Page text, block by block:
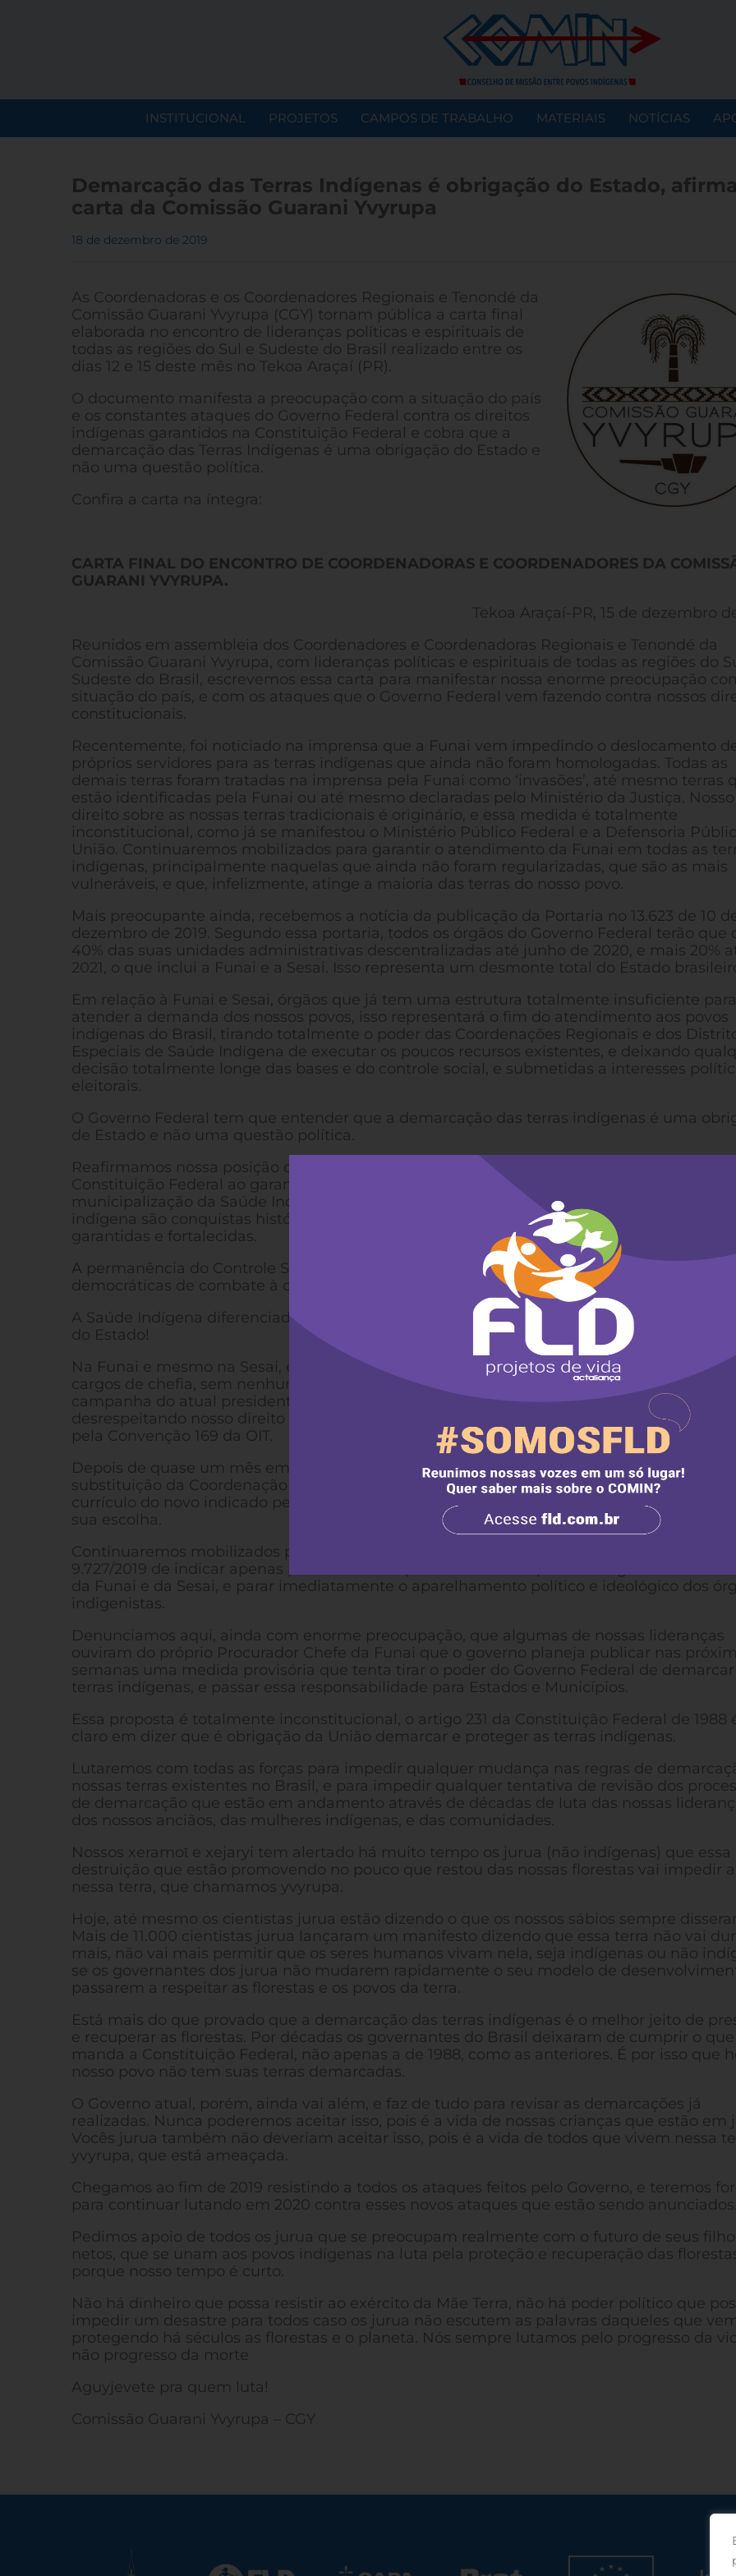
INSTITUCIONAL PROJETOS CAMPOS DE TRABALHO MATERIAIS NOTÍCIAS
Demarcação das Terras Indígenas é obrigação do Estado, afirma
carta da Comissão Guarani Yvyrupa
18 de dezembro de 2019
As Coordenadoras e os Coordenadores Regionais e Tenondé da
Comissão Guarani Yvyrupa (CGY) tornam pública a carta final
elaborada no encontro de lideranças políticas e espirituais de
todas as regiões do Sul e Sudeste do Brasil realizado entre os
dias 12 e 15 deste mês no Tekoa Araçaí (PR).
O documento manifesta a preocupação com a situação do país
e os constantes ataques do Governo Federal contra os direitos
indígenas garantidos na Constituição Federal e cobra que a
demarcação das Terras Indígenas é uma obrigação do Estado e
não uma questão política.
Confira a carta na íntegra:
CARTA FINAL DO ENCONTRO DE COORDENADORAS E COORDENADORES DA
GUARANI YVYRUPA.
Tekoa Araçaí-PR, 15 de dezembro
Reunidos em assembleia dos Coordenadores e Coordenadoras Regionais e Tenondé da
Comissão Guarani Yvyrupa, com lideranças políticas e espirituais de todas as regiões do
Sudeste do Brasil, escrevemos essa carta para manifestar nossa enorme preocupação
situação do país, e com os ataques que o Governo Federal vem fazendo contra nossos
constitucionais.
Recentemente, foi noticiado na imprensa que a Funai vem impedindo o deslocamento
próprios servidores para as terras indígenas que ainda não foram homologadas. Todas as
demais terras foram tratadas na imprensa pela Funai como ‘invasões’, até mesmo terras
estão identificadas pela Funai ou até mesmo declaradas pelo Ministério da Justiça. Nosso
direito sobre as nossas terras tradicionais é originário, e essa medida é totalmente
inconstitucional, como já se manifestou o Ministério Público Federal e a Defensoria
União. Continuaremos mobilizados para garantir o atendimento da Funai em todas as
indígenas, principalmente naquelas que ainda não foram regularizadas, que são as mais
vulneráveis, e que, infelizmente, atinge a maioria das terras do nosso povo.
Mais preocupante ainda, recebemos a notícia da publicação da Portaria no 13.623 de 10
dezembro de 2019. Segundo essa portaria, todos os órgãos do Governo Federal terão que
40% das suas unidades administrativas descentralizadas até junho de 2020, e mais 20%
2021, o que inclui a Funai e a Sesai. Isso representa um desmonte total do Estado
Em relação à Funai e Sesai, órgãos que já tem uma estrutura totalmente insuficiente para
atender a demanda dos nossos povos, isso representará o fim do atendimento aos povos
indígenas do Brasil, tirando totalmente o poder das Coordenações Regionais e dos
Especiais de Saúde Indígena de executar os poucos recursos existentes, e deixando
decisão totalmente longe das bases e do controle social, e submetidas a interesses
eleitorais.
O Governo Federal tem que entender que a demarcação das terras indígenas é uma
de Estado e não uma questão política.
Reafirmamos nossa posição de defender a Lei 9.836/1999 que respeita o artigo 231 da
Constituição Federal ao garantir o direito à saúde indígena diferenciada, e dizer NÃO à
municipalização da Saúde Indígena. O atendimento diferenciado do subsistema de saúde
indígena são conquistas históricas do nosso movimento, e como tais devem ser mantidas,
garantidas e fortalecidas.
A permanência do Controle Social e a participação das organizações indígenas são
democráticas de combate à corrupção e direcionamento das políticas públicas.
A Saúde Indígena diferenciada com Controle Social não são favores, são direitos nossos e
do Estado!
Na Funai e mesmo na Sesai, estão sendo nomeadas pessoas sem qualquer currículo para
cargos de chefia, sem nenhum critério técnico, contrariando totalmente as promessas de
campanha do atual presidente, com aparelhamento total do Estado, e, sobretudo,
desrespeitando nosso direito de consulta prévia, livre e informada, garantido com a força
pela Convenção 169 da OIT.
Depois de quase um mês em que nossas lideranças estão mobilizadas em relação à
substituição da Coordenação Regional Sudeste, até hoje a Funai nem sequer informou o
currículo do novo indicado pelo Governo, e nem sequer deu qualquer explicação técnica
sua escolha.
Continuaremos mobilizados para garantir que o Governo cumpra seu próprio Decreto
9.727/2019 de indicar apenas pessoas com capacidade técnica para os cargos
da Funai e da Sesai, e parar imediatamente o aparelhamento político e ideológico dos
indigenistas.
Denunciamos aqui, ainda com enorme preocupação, que algumas de nossas lideranças
ouviram do próprio Procurador Chefe da Funai que o governo planeja publicar nas
semanas uma medida provisória que tenta tirar o poder do Governo Federal de demarcar
terras indígenas, e passar essa responsabilidade para Estados e Municípios.
Essa proposta é totalmente inconstitucional, o artigo 231 da Constituição Federal de 1988
claro em dizer que é obrigação da União demarcar e proteger as terras indígenas.
Lutaremos com todas as forças para impedir qualquer mudança nas regras de
nossas terras existentes no Brasil, e para impedir qualquer tentativa de revisão dos
de demarcação que estão em andamento através de décadas de luta das nossas
dos nossos anciãos, das mulheres indígenas, e das comunidades.
Nossos xeramoῖ e xejaryi tem alertado há muito tempo os jurua (não indígenas) que essa
destruição que estão promovendo no pouco que restou das nossas florestas vai impedir
nessa terra, que chamamos yvyrupa.
Hoje, até mesmo os cientistas jurua estão dizendo o que os nossos sábios sempre
Mais de 11.000 cientistas jurua lançaram um manifesto dizendo que essa terra não vai
mais, não vai mais permitir que os seres humanos vivam nela, seja indígenas ou não
se os governantes dos jurua não mudarem rapidamente o seu modelo de
passarem a respeitar as florestas e os povos da terra.
Está mais do que provado que a demarcação das terras indígenas é o melhor jeito de
e recuperar as florestas. Por décadas os governantes do Brasil deixaram de cumprir o que
manda a Constituição Federal, não apenas a de 1988, como as anteriores. É por isso que
nosso povo não tem suas terras demarcadas.
O Governo atual, porém, ainda vai além, e faz de tudo para revisar as demarcações já
realizadas. Nunca poderemos aceitar isso, pois é a vida de nossas crianças que estão em
Vocês jurua também não deveriam aceitar isso, pois é a vida de todos que vivem nessa
yvyrupa, que está ameaçada.
Chegamos ao fim de 2019 resistindo a todos os ataques feitos pelo Governo, e teremos
para continuar lutando em 2020 contra esses novos ataques que estão sendo anunciados.
Pedimos apoio de todos os jurua que se preocupam realmente com o futuro de seus
netos, que se unam aos povos indígenas na luta pela proteção e recuperação das
porque nosso tempo é curto.
Não há dinheiro que possa resistir ao exército da Mãe Terra, não há poder político que
impedir um desastre para todos caso os jurua não escutem as palavras daqueles que
protegendo há séculos as florestas e o planeta. Nós sempre lutamos pelo progresso da
não progresso da morte
Aguyjevete pra quem luta!
Comissão Guarani Yvyrupa – CGY